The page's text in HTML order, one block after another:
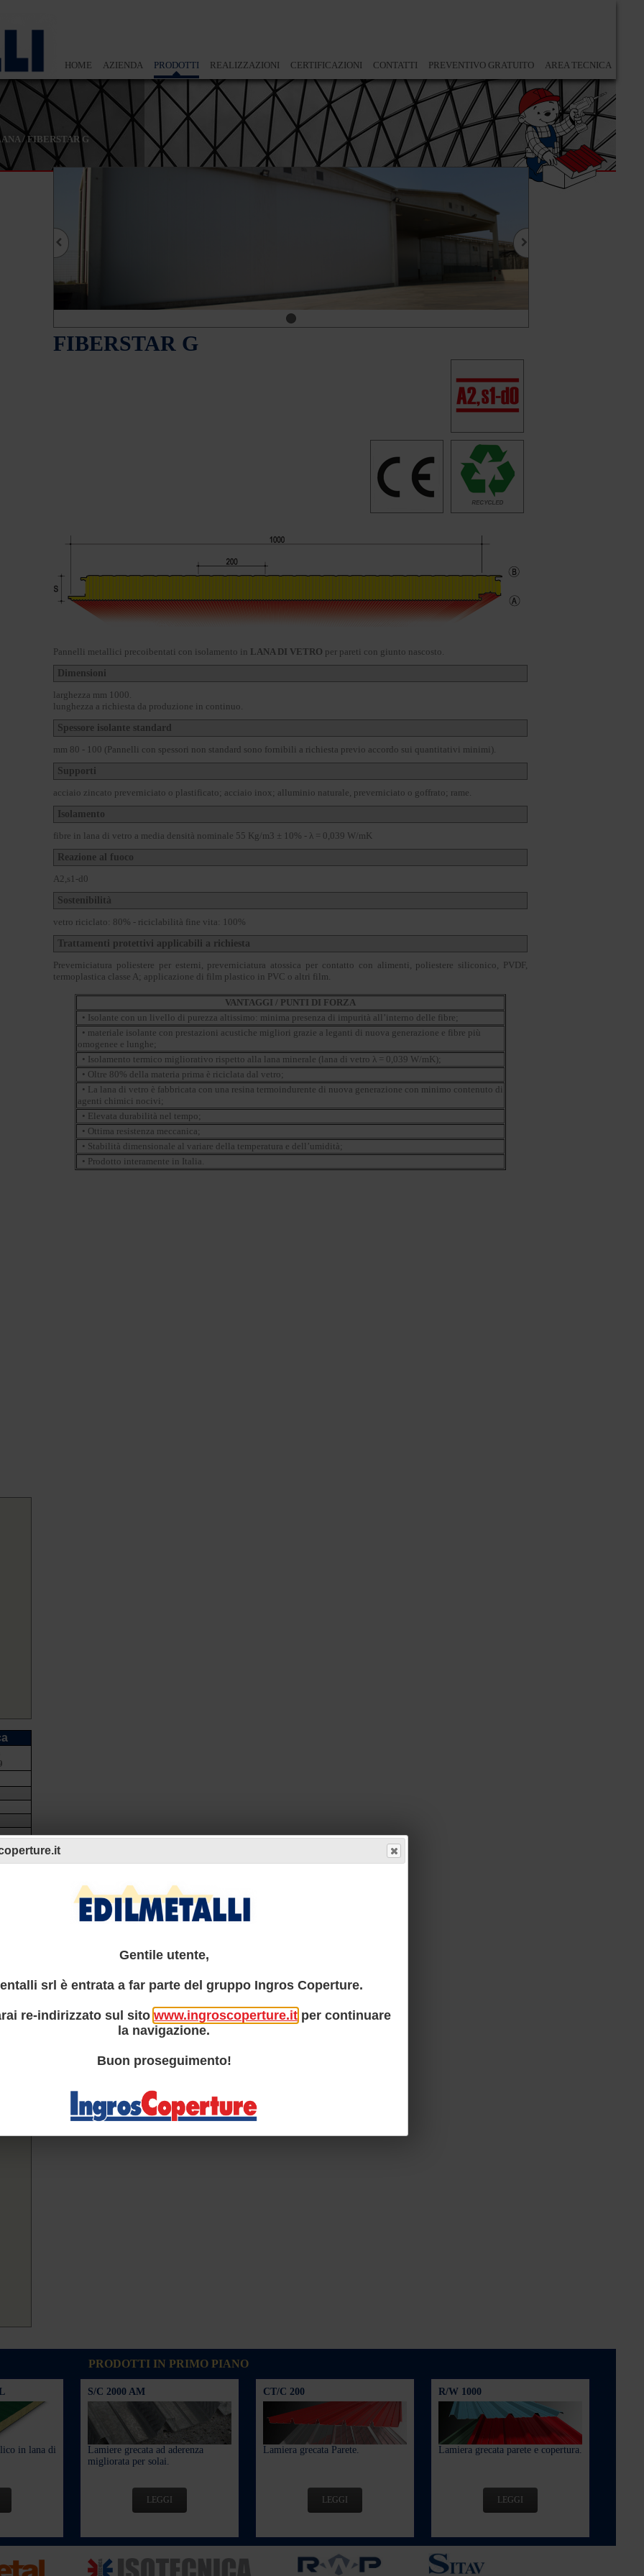
HOME AZIENDA PRODOTTI REALIZZAZIONI CERTIFICAZIONI CONTATTI PREVENTIVO GRATUITO AREA TECNICA
/FIBERSTAR G
FIBERSTAR G
Pannelli metallici precoibentati con isolamento in LANA DI VETRO per pareti con giunto nascosto.
Dimensioni
larghezza mm 1000.
lunghezza a richiesta da produzione in continuo.
Spessore isolante standard
mm 80 - 100 (Pannelli con spessori non standard sono fornibili a richiesta previo accordo sui quantitativi minimi).
Supporti
acciaio zincato preverniciato o plastificato; acciaio inox; alluminio naturale, preverniciato o goffrato; rame.
Isolamento
fibre in lana di vetro a media densità nominale 55 Kg/m3 ± 10% - λ = 0,039 W/mK
Reazione al fuoco
A2,s1-d0
Sostenibilità
vetro riciclato: 80% - riciclabilità fine vita: 100%
Trattamenti protettivi applicabili a richiesta
Preverniciatura poliestere per esterni, preverniciatura atossica per contatto con alimenti, poliestere siliconico, PVDF,
termoplastica classe A; applicazione di film plastico in PVC o altri film.
VANTAGGI / PUNTI DI FORZA
• Isolante con un livello di purezza altissimo: minima presenza di impurità all’interno delle fibre;
• materiale isolante con prestazioni acustiche migliori grazie a leganti di nuova generazione e fibre più
omogenee e lunghe;
• Isolamento termico migliorativo rispetto alla lana minerale (lana di vetro λ = 0,039 W/mK);
• Oltre 80% della materia prima è riciclata dal vetro;
• La lana di vetro è fabbricata con una resina termoindurente di nuova generazione con minimo contenuto di
agenti chimici nocivi;
• Elevata durabilità nel tempo;
• Ottima resistenza meccanica;
• Stabilità dimensionale al variare della temperatura e dell’umidità;
• Prodotto interamente in Italia.
PRODOTTI IN PRIMO PIANO
in lana di
S/C 2000 AM
Lamiere grecata ad aderenza
migliorata per solai.
LEGGI
CT/C 200
Lamiera grecata Parete.
LEGGI
R/W 1000
Lamiera grecata parete e copertura.
LEGGI
Gentile utente,
srl è entrata a far parte del gruppo Ingros Coperture.
re-indirizzato sul sitowww.ingroscoperture.it per continuare
la navigazione.
Buon proseguimento!